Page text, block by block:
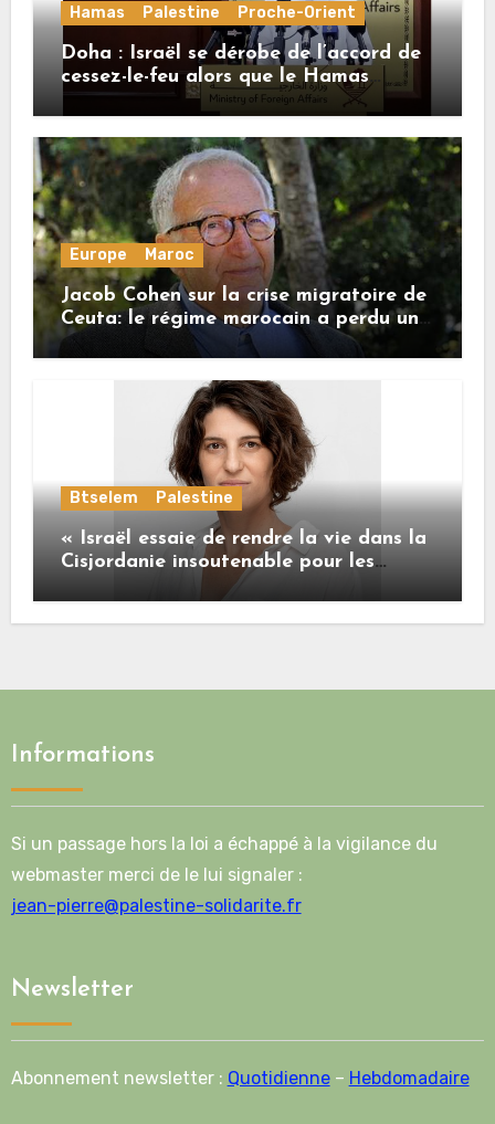
Hamas Palestine Proche-Orient
Doha : Israël se dérobe de l’accord de
cessez-le-feu alors que le Hamas
honore ses engagements
Europe Maroc
Jacob Cohen sur la crise migratoire de
Ceuta: le régime marocain a perdu une
bonne part de sa crédibilité vis-à-vis
Btselem Palestine
« Israël essaie de rendre la vie dans la
Cisjordanie insoutenable pour les
Informations
Si un passage hors la loi a échappé à la vigilance du
webmaster merci de le lui signaler :
jean-pierre@palestine-solidarite.fr
Newsletter
Abonnement newsletter : Quotidienne– Hebdomadaire